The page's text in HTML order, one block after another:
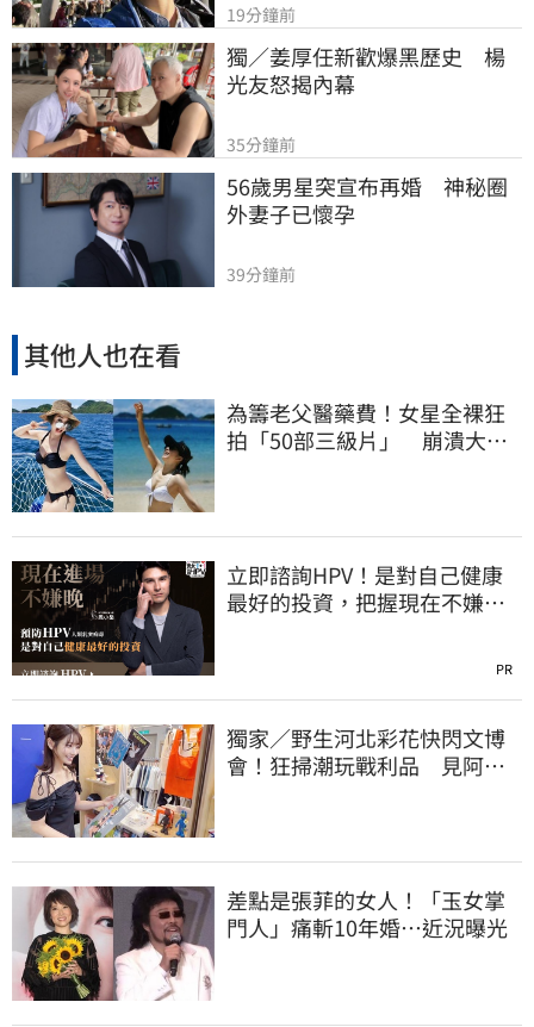
19分鐘前
獨／姜厚任新歡爆黑歷史　楊
光友怒揭內幕
35分鐘前
56歲男星突宣布再婚　神秘圈
外妻子已懷孕
39分鐘前
其他人也在看
為籌老父醫藥費！女星全裸狂
拍「50部三級片」 崩潰大
立即諮詢HPV！是對自己健康
最好的投資，把握現在不嫌
PR
獨家／野生河北彩花快閃文博
會！狂掃潮玩戰利品 見阿信
差點是張菲的女人！「玉女掌
門人」痛斬10年婚…近況曝光